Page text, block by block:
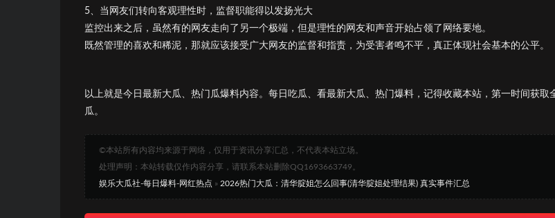
5、当网友们转向客观理性时，监督职能得以发扬光大
监控出来之后，虽然有的网友走向了另一个极端，但是理性的网友和声音开始占领了网络要地。
既然管理的喜欢和稀泥，那就应该接受广大网友的监督和指责，为受害者鸣不平，真正体现社会基本的公平。
以上就是今日最新大瓜、热门瓜爆料内容。每日吃瓜、看最新大瓜、热门爆料，记得收藏本站，第一时间获取
瓜。
©本站所有内容均来源于网络，仅用于资讯分享汇总，不代表本站立场。
处理声明：本站转载仅作内容分享，请联系本站删除QQ1693663749。
娱乐大瓜社-每日爆料-网红热点 » 2026热门大瓜：清华腚姐怎么回事(清华腚姐处理结果) 真实事件汇总